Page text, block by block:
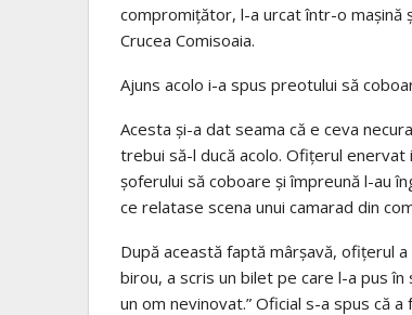
compromițător, l-a urcat într-o mașină
Crucea Comisoaia.
Ajuns acolo i-a spus preotului să
Acesta și-a dat seama că e ceva
trebui să-l ducă acolo. Ofițerul
șoferului să coboare și împreună l-au
ce relatase scena unui camarad din
După această faptă mârșavă, ofițerul
birou, a scris un bilet pe care l-a pus
un om nevinovat.” Oficial s-a spus că